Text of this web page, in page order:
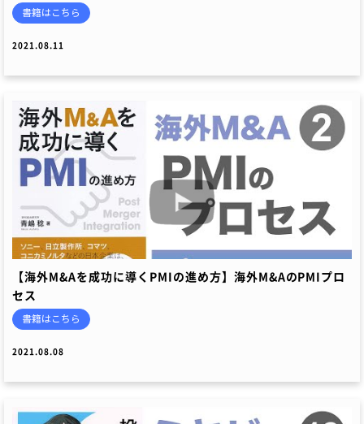
書籍はこちら
2021.08.11
【海外M&Aを成功に導くPMIの進め方】海外M&AのPMIプロ
セス
書籍はこちら
2021.08.08